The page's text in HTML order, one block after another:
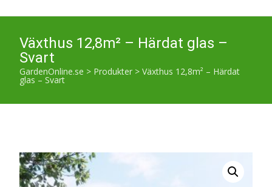
Växthus 12,8m² – Härdat glas –
Svart
GardenOnline.se > Produkter > Växthus 12,8m² – Härdat
glas – Svart